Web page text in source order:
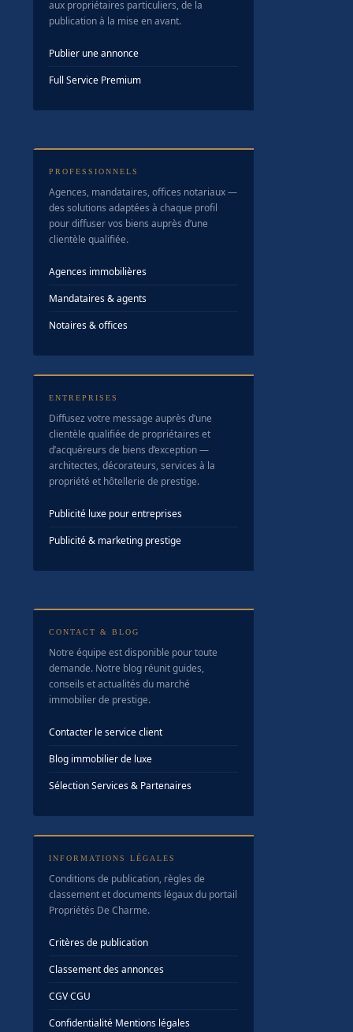
aux propriétaires particuliers, de la
publication à la mise en avant.
Publier une annonce
Full Service Premium
PROFESSIONNELS
Agences, mandataires, offices notariaux —
des solutions adaptées à chaque profil
pour diffuser vos biens auprès d’une
clientèle qualifiée.
Agences immobilières
Mandataires & agents
Notaires & offices
ENTREPRISES
Diffusez votre message auprès d’une
clientèle qualifiée de propriétaires et
d’acquéreurs de biens d’exception —
architectes, décorateurs, services à la
propriété et hôtellerie de prestige.
Publicité luxe pour entreprises
Publicité & marketing prestige
CONTACT & BLOG
Notre équipe est disponible pour toute
demande. Notre blog réunit guides,
conseils et actualités du marché
immobilier de prestige.
Contacter le service client
Blog immobilier de luxe
Sélection Services & Partenaires
INFORMATIONS LÉGALES
Conditions de publication, règles de
classement et documents légaux du portail
Propriétés De Charme.
Critères de publication
Classement des annonces
CGV·CGU
Confidentialité·Mentions légales